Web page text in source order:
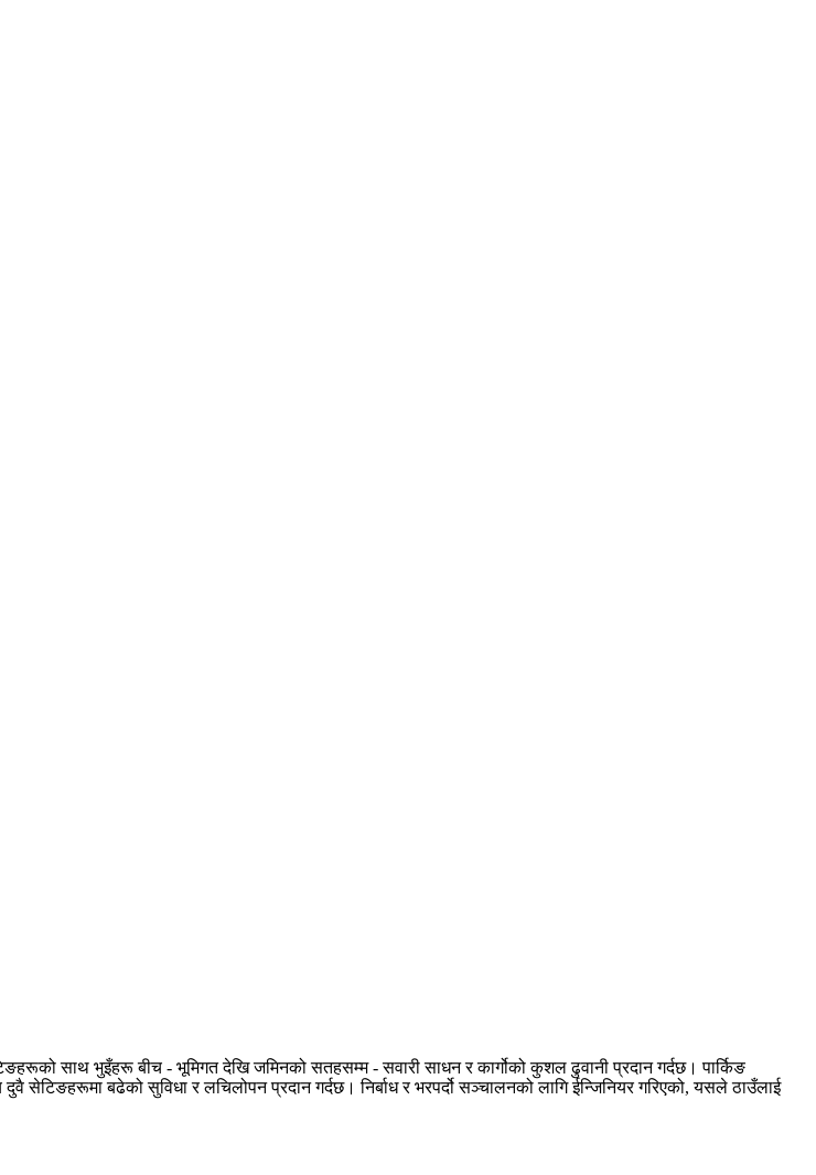
साथ भुइँहरू बीच - भूमिगत देखि जमिनको सतहसम्म - सवारी साधन र कार्गोको कुशल ढुवानी प्रदान गर्दछ। पार्किङ
बढेको सुविधा र लचिलोपन प्रदान गर्दछ। निर्बाध र भरपर्दो सञ्चालनको लागि ईन्जिनियर गरिएको, यसले ठाउँलाई